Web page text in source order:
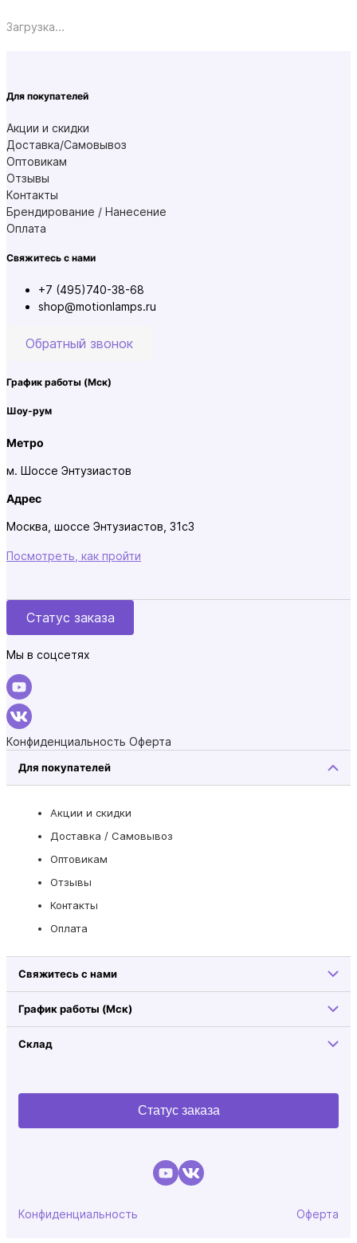
Загрузка...
Для покупателей
Акции и скидки
Доставка/Самовывоз
Оптовикам
Отзывы
Контакты
Брендирование / Нанесение
Оплата
Свяжитесь с нами
+7 (495)740-38-68
shop@motionlamps.ru
Обратный звонок
График работы (Мск)
Шоу-рум
Метро
м. Шоссе Энтузиастов
Адрес
Москва, шоссе Энтузиастов, 31с3
Посмотреть, как пройти
Статус заказа
Мы в соцсетях
Конфиденциальность Оферта
Для покупателей
Акции и скидки
Доставка / Самовывоз
Оптовикам
Отзывы
Контакты
Оплата
Свяжитесь с нами
График работы (Мск)
Склад
Статус заказа
Конфиденциальность Оферта